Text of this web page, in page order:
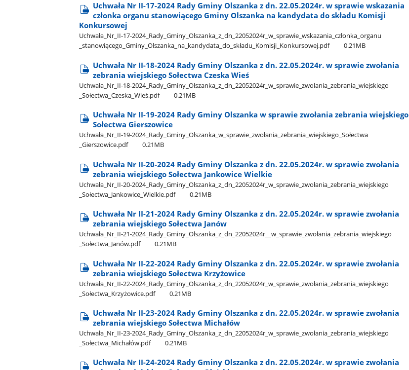
Uchwała Nr II-17-2024 Rady Gminy Olszanka z dn. 22.05.2024r. w sprawie wskazania
członka organu stanowiącego Gminy Olszanka na kandydata do składu Komisji
Konkursowej
Uchwała​_Nr​_II-17-2024​_Rady​_Gminy​_Olszanka​_z​_dn​_22052024r​_w​_sprawie​_wskazania​_członka​_organu​
_stanowiącego​_Gminy​_Olszanka​_na​_kandydata​_do​_składu​_Komisji​_Konkursowej.pdf
0.21MB
Uchwała Nr II-18-2024 Rady Gminy Olszanka z dn. 22.05.2024r. w sprawie zwołania
zebrania wiejskiego Sołectwa Czeska Wieś
Uchwała​_Nr​_II-18-2024​_Rady​_Gminy​_Olszanka​_z​_dn​_22052024r​_w​_sprawie​_zwolania​_zebrania​_wiejskiego​
_Sołectwa​_Czeska​_Wieś.pdf
0.21MB
Uchwała Nr II-19-2024 Rady Gminy Olszanka w sprawie zwołania zebrania wiejskiego
Sołectwa Gierszowice
Uchwała​_Nr​_II-19-2024​_Rady​_Gminy​_Olszanka​_w​_sprawie​_zwołania​_zebrania​_wiejskiego​_Sołectwa​
_Gierszowice.pdf
0.21MB
Uchwała Nr II-20-2024 Rady Gminy Olszanka z dn. 22.05.2024r. w sprawie zwołania
zebrania wiejskiego Sołectwa Jankowice Wielkie
Uchwała​_Nr​_II-20-2024​_Rady​_Gminy​_Olszanka​_z​_dn​_22052024r​_w​_sprawie​_zwołania​_zebrania​_wiejskiego​
_Sołectwa​_Jankowice​_Wielkie.pdf
0.21MB
Uchwała Nr II-21-2024 Rady Gminy Olszanka z dn. 22.05.2024r. w sprawie zwołania
zebrania wiejskiego Sołectwa Janów
Uchwała​_Nr​_II-21-2024​_Rady​_Gminy​_Olszanka​_z​_dn​_22052024r​_​_w​_sprawie​_zwołania​_zebrania​_wiejskiego​
_Sołectwa​_Janów.pdf
0.21MB
Uchwała Nr II-22-2024 Rady Gminy Olszanka z dn. 22.05.2024r. w sprawie zwołania
zebrania wiejskiego Sołectwa Krzyżowice
Uchwała​_Nr​_II-22-2024​_Rady​_Gminy​_Olszanka​_z​_dn​_22052024r​_w​_sprawie​_zwołania​_zebrania​_wiejskiego​
_Sołectwa​_Krzyżowice.pdf
0.21MB
Uchwała Nr II-23-2024 Rady Gminy Olszanka z dn. 22.05.2024r. w sprawie zwołania
zebrania wiejskiego Sołectwa Michałów
Uchwała​_Nr​_II-23-2024​_Rady​_Gminy​_Olszanka​_z​_dn​_22052024r​_w​_sprawie​_zwołania​_zebrania​_wiejskiego​
_Sołectwa​_Michałów.pdf
0.21MB
Uchwała Nr II-24-2024 Rady Gminy Olszanka z dn. 22.05.2024r. w sprawie zwołania